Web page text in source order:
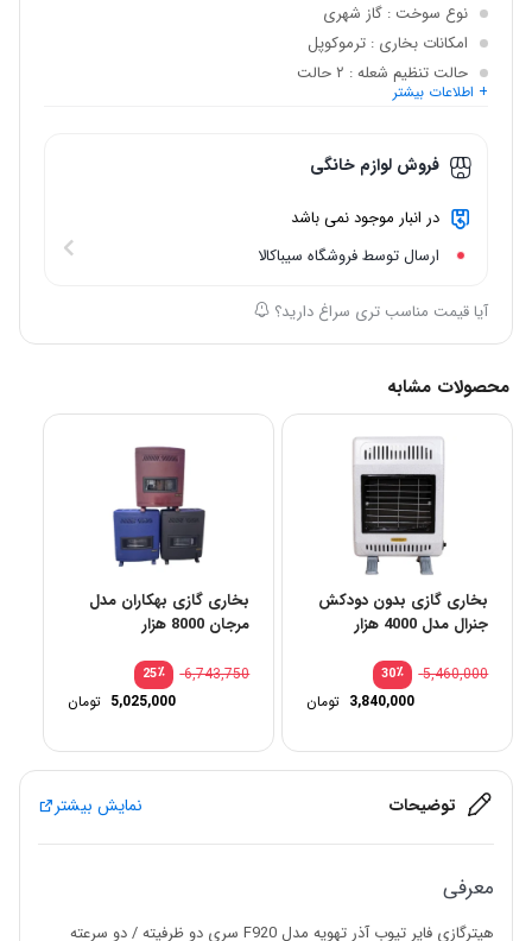
نوع سوخت : گاز شهری
امکانات بخاری : ترموکوپل
حالت تنظیم شعله: ۲ حالت
نوع شیر کنترل
+ اطلاعات بیشتر
فروش لوازم خانگی
در انبار موجود نمی باشد
ارسال توسط فروشگاه سیباکالا
آیا قیمت مناسب تری سراغ دارید؟
محصولات مشابه
بخاری گازی بدون دودکش
جنرال مدل 4000 هزار
٪30
5,460,000
3,840,000 تومان
بخاری گازی بهکاران مدل
مرجان 8000 هزار
٪25
6,743,750
5,025,000 تومان
توضیحات نمایش بیشتر
معرفی
هیترگازی فایر تیوب آذر تهویه مدل F920 سری دو ظرفیته / دو سرعته